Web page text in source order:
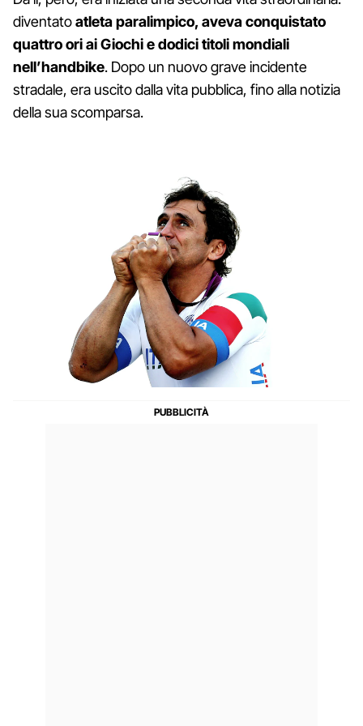
diventatoatleta paralimpico, aveva conquistato
quattro ori ai Giochi e dodici titoli mondiali
nell’handbike. Dopo un nuovo grave incidente
stradale, era uscito dalla vita pubblica, fino alla notizia
della sua scomparsa.